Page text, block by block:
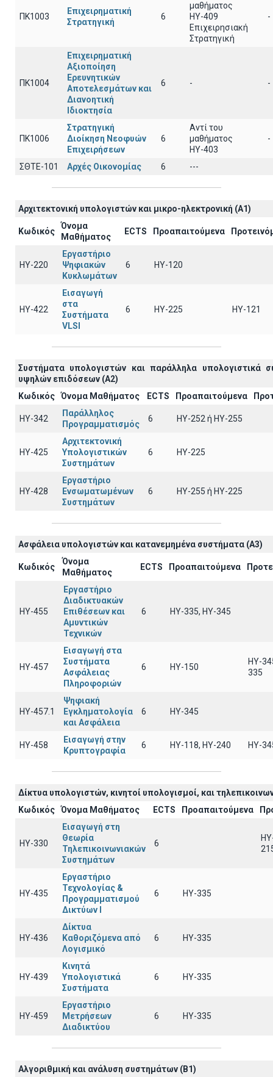
ΠΚ1003
Επιχειρηματική
Στρατηγική
6
μαθήματος
ΗΥ-409
Επιχειρησιακή
Στρατηγική
-
ΠΚ1004
Επιχειρηματική
Αξιοποίηση
Ερευνητικών
Αποτελεσμάτων και
Διανοητική
Ιδιοκτησία
6 - -
ΠΚ1006
Στρατηγική
Διοίκηση Νεοφυών
Επιχειρήσεων
6
Αντί του
μαθήματος
ΗΥ-403
-
ΣΘΤΕ-101 Αρχές Οικονομίας 6 ---
Αρχιτεκτoνική υπολογιστών και μικρο-ηλεκτρονική (A1)
Κωδικός
Όνομα
Μαθήματος
ECTS Προαπαιτούμενα
ΗΥ-220
Εργαστήριο
Ψηφιακών
Κυκλωμάτων
6 HY-120
ΗΥ-422
Εισαγωγή
στα
Συστήματα
VLSI
6 HY-225 HY-121
Συστήματα υπολογιστών και παράλληλα υπολογιστικά
υψηλών επιδόσεων (A2)
Κωδικός
Όνομα Μαθήματος ECTS Προαπαιτούμενα
ΗΥ-342
Παράλληλος
Προγραμματισμός
6 ΗΥ-252 ή ΗΥ-255
ΗΥ-425
Αρχιτεκτονική
Υπολογιστικών
Συστημάτων
6 HY-225
ΗΥ-428
Εργαστήριο
Ενσωματωμένων
Συστημάτων
6 ΗΥ-255 ή HY-225
Ασφάλεια υπολογιστών και κατανεμημένα συστήματα (A3)
Κωδικός
Όνομα
Μαθήματος
ECTS Προαπαιτούμενα
ΗΥ-455
Εργαστήριο
Διαδικτυακών
Επιθέσεων και
Αμυντικών
Τεχνικών
6 ΗΥ-335, HY-345
ΗΥ-457
Εισαγωγή στα
Συστήματα
Ασφάλειας
Πληροφοριών
6 HY-150
HY-
335
ΗΥ-457.1
Ψηφιακή
Εγκληματολογία
και Ασφάλεια
6 ΗΥ-345
ΗΥ-458
Εισαγωγή στην
Κρυπτογραφία
6 ΗΥ-118, ΗΥ-240 ΗΥ-
Δίκτυα υπολογιστών, κινητοί υπολογισμοί, και
Κωδικός
Όνομα Μαθήματος ECTS Προαπαιτούμενα
ΗΥ-330
Εισαγωγή στη
Θεωρία
Τηλεπικοινωνιακών
Συστημάτων
6
ΗΥ-435
Εργαστήριο
Τεχνολογίας &
Προγραμματισμού
Δικτύων Ι
6 HY-335
ΗΥ-436
Δίκτυα
Καθοριζόμενα από
Λογισμικό
6 HY-335
ΗΥ-439
Κινητά
Υπολογιστικά
Συστήματα
6 HY-335
ΗΥ-459
Εργαστήριο
Μετρήσεων
Διαδικτύου
6 ΗΥ-335
Αλγοριθμική και ανάλυση συστημάτων (B1)